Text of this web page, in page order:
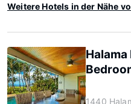
Weitere Hotels in der Nähe
Halama
1440